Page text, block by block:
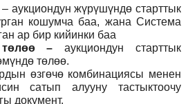
– аукциондун жүрүшүндө старттык
кошумча баа, жана Система
ар бир кийинки баа
–аукциондун старттык
төлөө.
өзгөчө комбинациясы менен
сатып алууну тастыктоочу
документ.